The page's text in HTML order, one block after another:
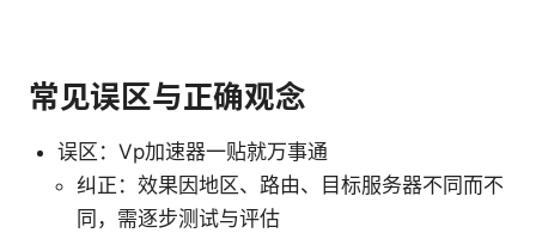
常见误区与正确观念
误区：Vp加速器一贴就万事通
纠正：效果因地区、路由、目标服务器不同而不
同，需逐步测试与评估